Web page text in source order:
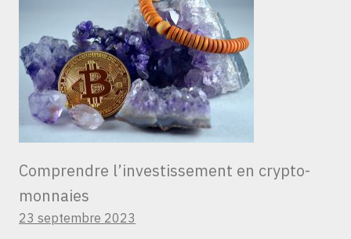
Comprendre l’investissement en crypto-
monnaies
23 septembre 2023